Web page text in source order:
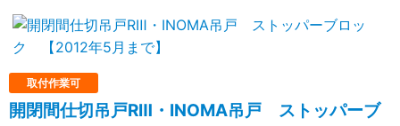
取付作業可
開閉間仕切吊戸RⅢ・INOMA吊戸 ストッパーブ